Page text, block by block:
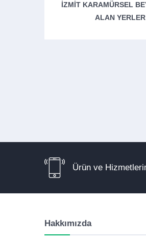
İZMIT KARAMÜRSEL
ALAN YERLER
Ürün ve
Hakkımızda